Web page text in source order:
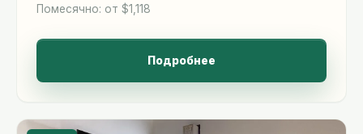
Помесячно: от $1,118
Подробнее